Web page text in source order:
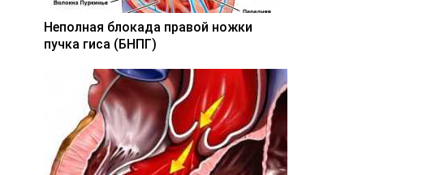
Неполная блокада правой ножки
пучка гиса (БНПГ)